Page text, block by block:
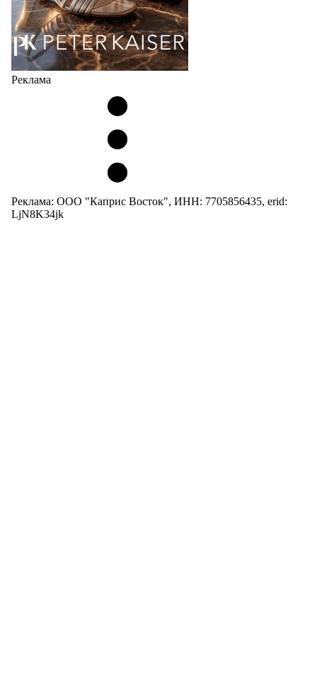
Реклама
Реклама: ООО "Каприс Восток", ИНН: 7705856435, erid:
LjN8K34jk